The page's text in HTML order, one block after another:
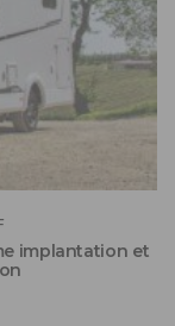
implantation et